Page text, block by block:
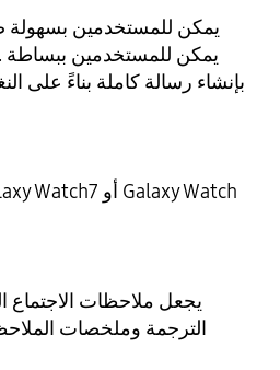
يمكن للمستخدمين بسهولة
يجعل ملاحظات الاجتماع
الترجمة وملخصات